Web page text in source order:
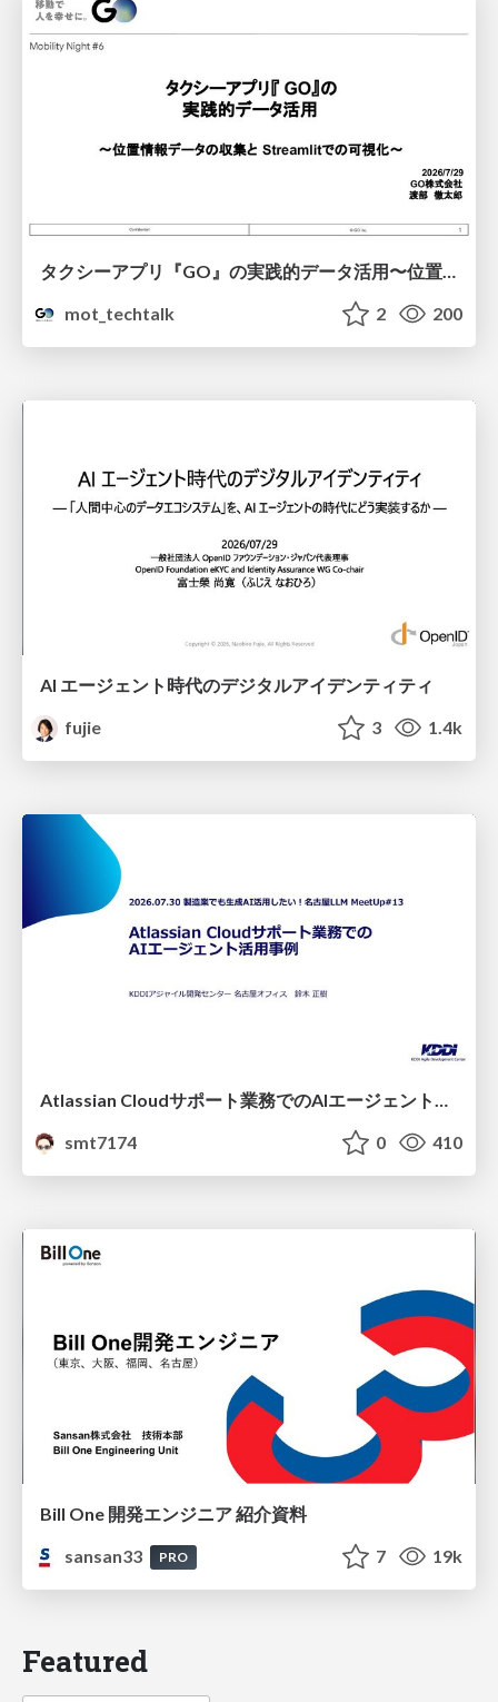
タクシーアプリ『GO』の実践的データ活用〜位置情報データの収集とStreamlitでの可視化〜
mot_techtalk
2 200
AI エージェント時代のデジタルアイデンティティ
fujie
3 1.4k
smt7174
0 410
Bill One 開発エンジニア 紹介資料
sansan33
PRO 7 19k
Featured